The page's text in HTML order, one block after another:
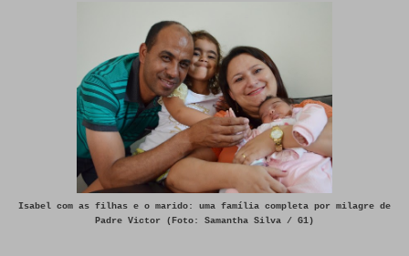
Isabel com as filhas e o marido: uma família completa por milagre de
Padre Victor (Foto: Samantha Silva / G1)